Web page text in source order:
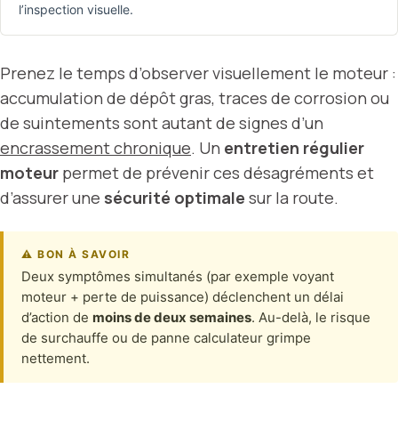
l’inspection visuelle.
Prenez le temps d’observer visuellement le moteur :
accumulation de dépôt gras, traces de corrosion ou
de suintements sont autant de signes d’un
encrassement chronique. Un entretien régulier
moteur permet de prévenir ces désagréments et
d’assurer une sécurité optimale sur la route.
⚠ BON À SAVOIR
Deux symptômes simultanés (par exemple voyant
moteur + perte de puissance) déclenchent un délai
d’action de moins de deux semaines. Au-delà, le risque
de surchauffe ou de panne calculateur grimpe
nettement.